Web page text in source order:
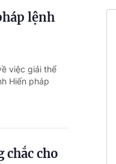
lệnh
việc giải thể
Hiến pháp
chắc cho